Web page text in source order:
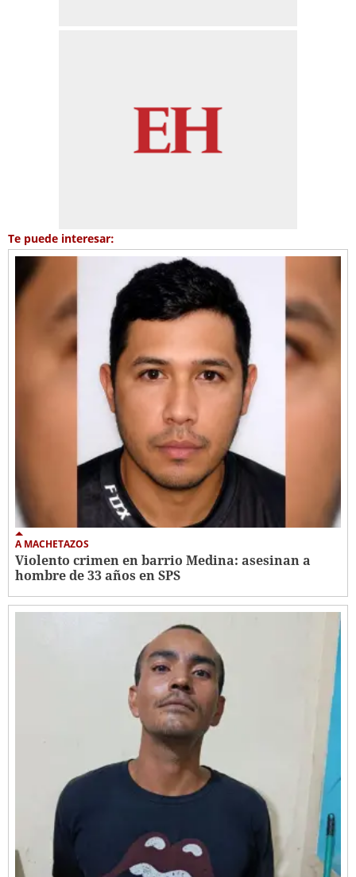
Te puede interesar:
A MACHETAZOS
Violento crimen en barrio Medina: asesinan a
hombre de 33 años en SPS